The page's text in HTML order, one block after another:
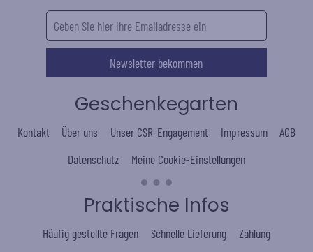
Newsletter bekommen
Geschenkegarten
Kontakt Über uns Unser CSR-Engagement Impressum
AGB
Datenschutz
Meine Cookie-Einstellungen
Praktische Infos
Häufig gestellte Fragen Schnelle Lieferung
Zahlung